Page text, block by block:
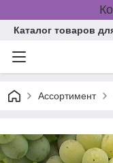
Каталог товаров
Ассортимент